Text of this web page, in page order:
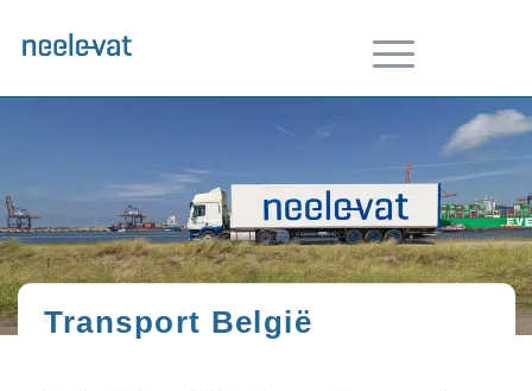
Transport België